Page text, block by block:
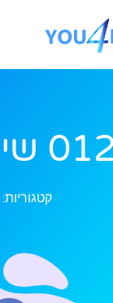
012 שירות לקוחות
קטגוריות: